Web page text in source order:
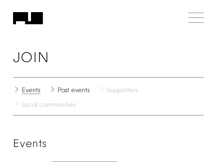
JOIN
Events Past events Supporters
Local communities
Events